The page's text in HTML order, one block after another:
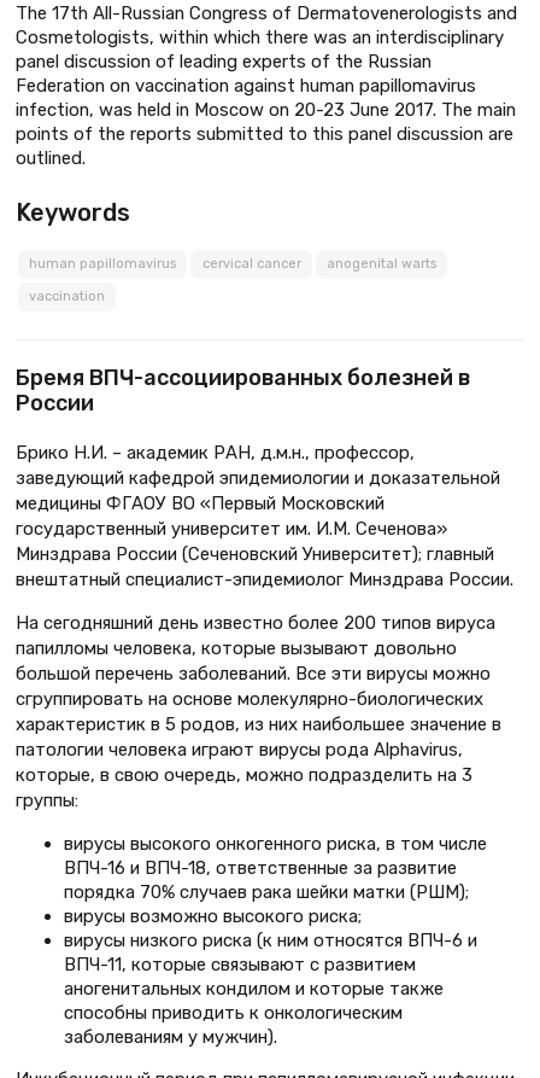
The 17th All-Russian Congress of Dermatovenerologists and
Cosmetologists, within which there was an interdisciplinary
panel discussion of leading experts of the Russian
Federation on vaccination against human papillomavirus
infection, was held in Moscow on 20-23 June 2017. The main
points of the reports submitted to this panel discussion are
outlined.
Keywords
human papillomavirus cervical cancer anogenital warts
vaccination
Бремя ВПЧ-ассоциированных болезней в
России
Брико Н.И. – академик РАН, д.м.н., профессор,
заведующий кафедрой эпидемиологии и доказательной
медицины ФГАОУ ВО «Первый Московский
государственный университет им. И.М. Сеченова»
Минздрава России (Сеченовский Университет); главный
внештатный специалист-эпидемиолог Минздрава России.
На сегодняшний день известно более 200 типов вируса
папилломы человека, которые вызывают довольно
большой перечень заболеваний. Все эти вирусы можно
сгруппировать на основе молекулярно-биологических
характеристик в 5 родов, из них наибольшее значение в
патологии человека играют вирусы рода Alphavirus,
которые, в свою очередь, можно подразделить на 3
группы:
вирусы высокого онкогенного риска, в том числе
ВПЧ-16 и ВПЧ-18, ответственные за развитие
порядка 70% случаев рака шейки матки (РШМ);
вирусы возможно высокого риска;
вирусы низкого риска (к ним относятся ВПЧ-6 и
ВПЧ-11, которые связывают с развитием
аногенитальных кондилом и которые также
способны приводить к онкологическим
заболеваниям у мужчин).